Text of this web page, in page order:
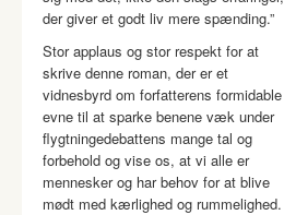
der giver et godt liv mere spænding.”
Stor applaus og stor respekt for at
skrive denne roman, der er et
vidnesbyrd om forfatterens formidable
evne til at sparke benene væk under
flygtningedebattens mange tal og
forbehold og vise os, at vi alle er
mennesker og har behov for at blive
mødt med kærlighed og rummelighed.